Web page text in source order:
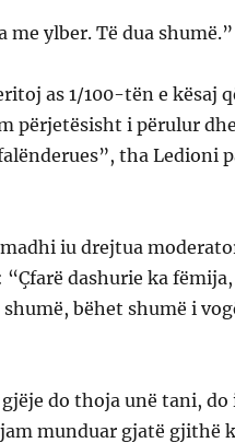
me ylber. Të dua shumë.”
as 1/100-tën e kësaj
përjetësisht i përulur dhe
tha Ledioni
iu drejtua
dashurie ka
bëhet shumë i
do thoja unë tani, do
munduar gjatë gjithë